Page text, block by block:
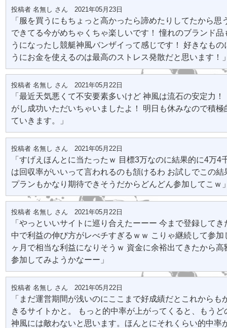
投稿者 名無し さん 2021年05月23日
「服を買うにもちょっと高かったら諦めたりしてたから思
できてる今がめちゃくちゃ楽しいです！ 憧れのブランド品
うになったし競艇神風バンザイって感じです！ 好きなもの
うにお金を使えるのは最高のストレス発散だと思います！
投稿者 名無し さん 2021年05月22日
「最近天気悪くて不安要素多いけど 神風は流石の安定力！
がし成功いただいちゃいましたよ！ 明日も休みなので積極
ていきます。」
投稿者 名無し さん 2021年05月22日
「すげえほんとに当たったｗ 目標3万なのに結果的に4万4
は回収率がいいって言われるのも頷けるわ お試しでこの結
プランもかなり期待できそうだからどんどん参加してこｗ
投稿者 名無し さん 2021年05月22日
「やっといいサイトに巡り合えたーーー 今まで登録してき
中で利益の伸び方がレべチすぎるｗｗ こりゃ継続して参加
ヶ月で相当な利益になりそうｗ 資金に余裕出てきたから高
参加してみようかなーー」
投稿者 名無し さん 2021年05月22日
「まだ運営期間が浅いのにここまで好成績だとこれからも
きるサイトかと。 もっと的中率が上がってくると、もうど
神風には敵わないと思います。ほんとにそれくらい的中率